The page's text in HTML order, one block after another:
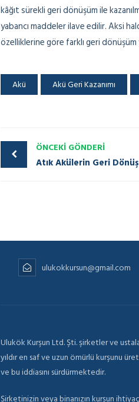
kâğıt sürekli geri dönüşüm ile
yabancı maddeler ilave edilir. Aksi
özelliklerine göre farklı geri
Akü Akü Geri Kazanımı
ÖNCEKI GÖNDERI
ulukokkursun@gmail.com
Ulukök Kurşun Ltd. Şti. şirketler ve
yıldır en saf ve uzun ömürlü kurşunu
ve bu iddiasını sürdürmektedir.
Şirketinizin veya binanızın kurşun